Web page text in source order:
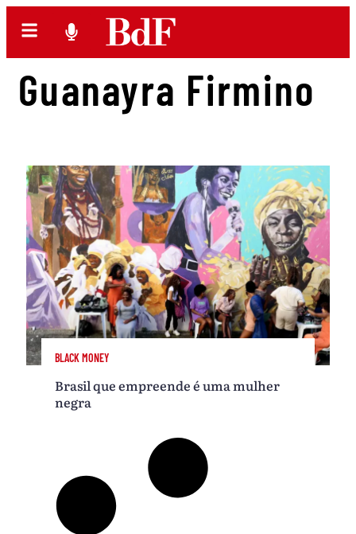
Guanayra Firmino
BLACK MONEY
Brasil que empreende é uma mulher
negra